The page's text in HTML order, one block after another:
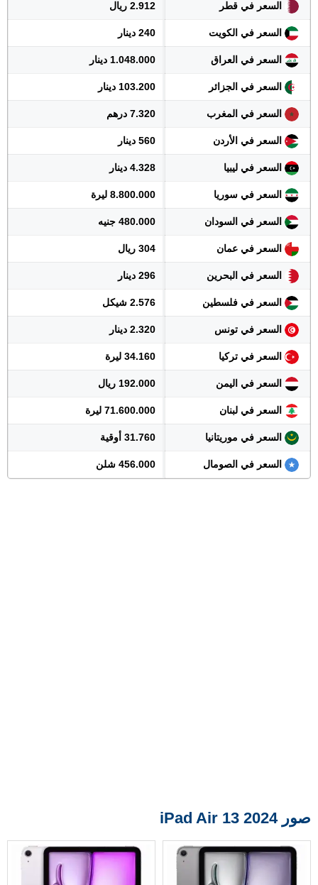
السعر في قطر 2.912 ريال
السعر في الكويت 240 دينار
السعر في العراق 1.048.000 دينار
السعر في الجزائر 103.200 دينار
السعر في المغرب 7.320 درهم
السعر في الأردن 560 دينار
السعر في ليبيا 4.328 دينار
السعر في سوريا 8.800.000 ليرة
السعر في السودان 480.000 جنيه
السعر في عمان 304 ريال
السعر في البحرين 296 دينار
السعر في فلسطين 2.576 شيكل
السعر في تونس 2.320 دينار
السعر في تركيا 34.160 ليرة
السعر في اليمن 192.000 ريال
السعر في لبنان 71.600.000 ليرة
السعر في موريتانيا 31.760 أوقية
السعر في الصومال 456.000 شلن
صور iPad Air 13 2024